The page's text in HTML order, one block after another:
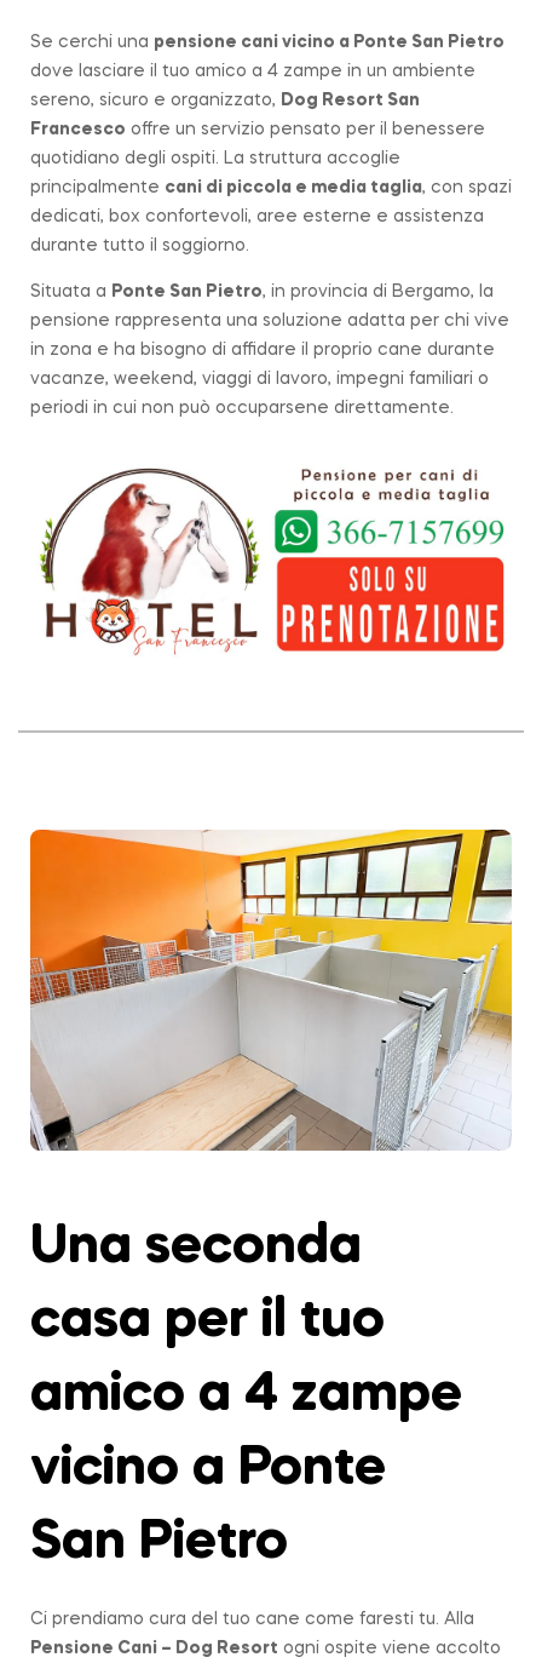
Se cerchi una pensione cani vicino a Ponte San Pietro
dove lasciare il tuo amico a 4 zampe in un ambiente
sereno, sicuro e organizzato, Dog Resort San
Francesco offre un servizio pensato per il benessere
quotidiano degli ospiti. La struttura accoglie
principalmente cani di piccola e media taglia, con spazi
dedicati, box confortevoli, aree esterne e assistenza
durante tutto il soggiorno.
Situata a Ponte San Pietro, in provincia di Bergamo, la
pensione rappresenta una soluzione adatta per chi vive
in zona e ha bisogno di affidare il proprio cane durante
vacanze, weekend, viaggi di lavoro, impegni familiari o
periodi in cui non può occuparsene direttamente.
Una seconda
casa per il tuo
amico a 4 zampe
vicino a Ponte
San Pietro
Ci prendiamo cura del tuo cane come faresti tu. Alla
Pensione Cani – Dog Resort ogni ospite viene accolto